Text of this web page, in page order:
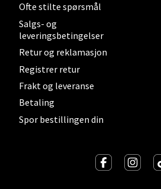
Ofte stilte spørsmål
Salgs- og
leveringsbetingelser
Retur og reklamasjon
Registrer retur
Frakt og leveranse
Betaling
Spor bestillingen din
Brodtkorbsgate 7, 1338 Sandvika
Åpent i dag 09-19
0 i butikk
Sartorvegen 12, 5353 Straume